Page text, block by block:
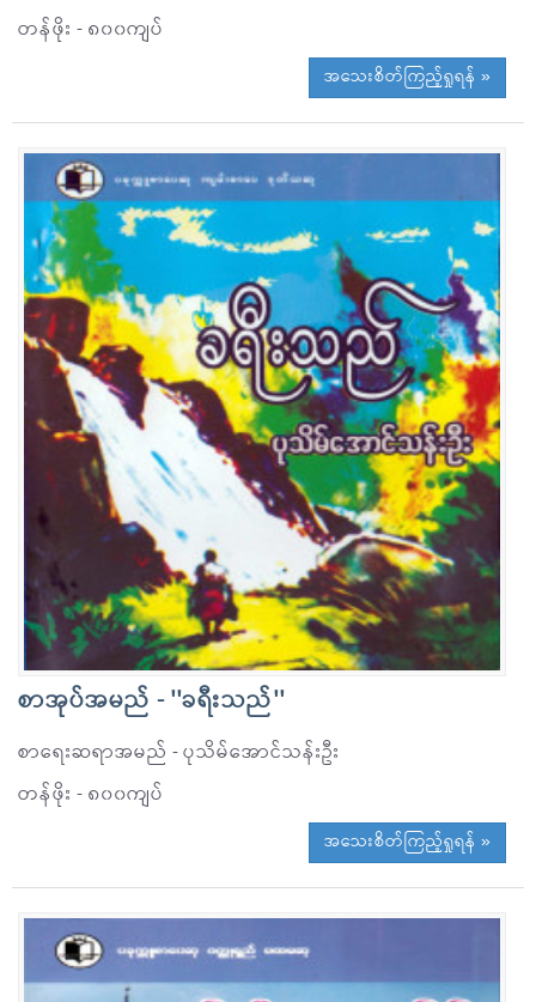
တန်ဖိုး - ၈၀၀ကျပ်
အသေးစိတ်ကြည့်ရှုရန် »
စာအုပ်အမည် - ''ခရီးသည်''
စာရေးဆရာအမည် - ပုသိမ်အောင်သန်းဦး
တန်ဖိုး - ၈၀၀ကျပ်
အသေးစိတ်ကြည့်ရှုရန် »